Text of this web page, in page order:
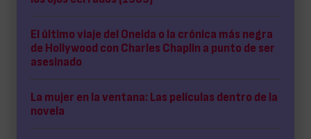
El último viaje del Oneida o la crónica más negra
de Hollywood con Charles Chaplin a punto de ser
asesinado
La mujer en la ventana: Las películas dentro de la
novela